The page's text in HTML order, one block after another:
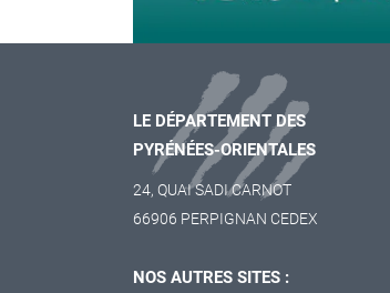
LE DÉPARTEMENT DES
PYRÉNÉES-ORIENTALES
24, QUAI SADI CARNOT
66906 PERPIGNAN CEDEX
NOS AUTRES SITES :